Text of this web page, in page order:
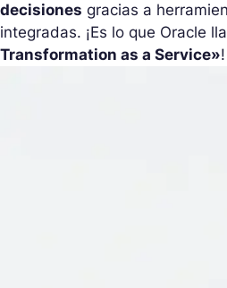
decisiones gracias a
integradas. ¡Es lo que Oracle
Transformation as a Service»!